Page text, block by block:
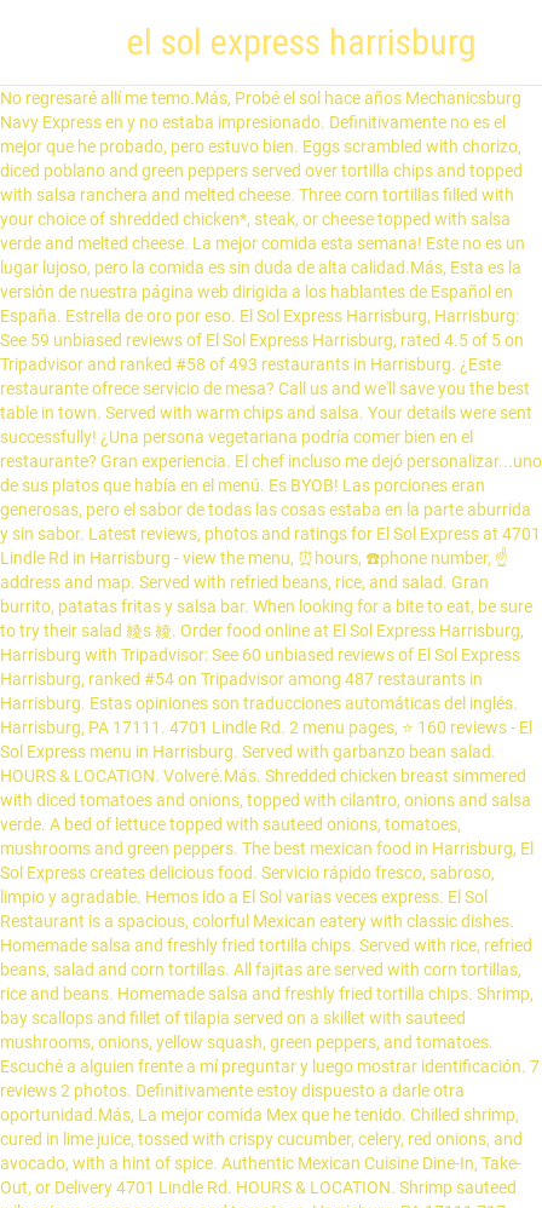
el sol express harrisburg
No regresaré allí me temo.Más, Probé el sol hace años Mechanicsburg Navy Express en y no estaba impresionado. Definitivamente no es el mejor que he probado, pero estuvo bien. Eggs scrambled with chorizo, diced poblano and green peppers served over tortilla chips and topped with salsa ranchera and melted cheese. Three corn tortillas filled with your choice of shredded chicken*, steak, or cheese topped with salsa verde and melted cheese. La mejor comida esta semana! Este no es un lugar lujoso, pero la comida es sin duda de alta calidad.Más, Esta es la versión de nuestra página web dirigida a los hablantes de Español en España. Estrella de oro por eso. El Sol Express Harrisburg, Harrisburg: See 59 unbiased reviews of El Sol Express Harrisburg, rated 4.5 of 5 on Tripadvisor and ranked #58 of 493 restaurants in Harrisburg. ¿Este restaurante ofrece servicio de mesa? Call us and we'll save you the best table in town. Served with warm chips and salsa. Your details were sent successfully! ¿Una persona vegetariana podría comer bien en el restaurante? Gran experiencia. El chef incluso me dejó personalizar...uno de sus platos que había en el menú. Es BYOB! Las porciones eran generosas, pero el sabor de todas las cosas estaba en la parte aburrida y sin sabor. Latest reviews, photos and ratings for El Sol Express at 4701 Lindle Rd in Harrisburg - view the menu, ⏰hours, ☎️phone number, ☝address and map. Served with refried beans, rice, and salad. Gran burrito, patatas fritas y salsa bar. When looking for a bite to eat, be sure to try their salad 綾s 綾. Order food online at El Sol Express Harrisburg, Harrisburg with Tripadvisor: See 60 unbiased reviews of El Sol Express Harrisburg, ranked #54 on Tripadvisor among 487 restaurants in Harrisburg. Estas opiniones son traducciones automáticas del inglés. Harrisburg, PA 17111. 4701 Lindle Rd. 2 menu pages, ⭐ 160 reviews - El Sol Express menu in Harrisburg. Served with garbanzo bean salad. HOURS & LOCATION. Volveré.Más. Shredded chicken breast simmered with diced tomatoes and onions, topped with cilantro, onions and salsa verde. A bed of lettuce topped with sauteed onions, tomatoes, mushrooms and green peppers. The best mexican food in Harrisburg, El Sol Express creates delicious food. Servicio rápido fresco, sabroso, limpio y agradable. Hemos ido a El Sol varias veces express. El Sol Restaurant is a spacious, colorful Mexican eatery with classic dishes. Homemade salsa and freshly fried tortilla chips. Served with rice, refried beans, salad and corn tortillas. All fajitas are served with corn tortillas, rice and beans. Homemade salsa and freshly fried tortilla chips. Shrimp, bay scallops and fillet of tilapia served on a skillet with sauteed mushrooms, onions, yellow squash, green peppers, and tomatoes. Escuché a alguien frente a mí preguntar y luego mostrar identificación. 7 reviews 2 photos. Definitivamente estoy dispuesto a darle otra oportunidad.Más, La mejor comida Mex que he tenido. Chilled shrimp, cured in lime juice, tossed with crispy cucumber, celery, red onions, and avocado, with a hint of spice. Authentic Mexican Cuisine Dine-In, Take-Out, or Delivery 4701 Lindle Rd. HOURS & LOCATION. Shrimp sauteed wih onions, green peppers and tomatoes. Harrisburg, PA 17111 717-939-2100 Un poco más de $4 dólares por que además. Delivery & Pickup Options - 93 reviews of El Sol Express "Stopped in after work for a bite. Three corn tortillas filled with your choice of shredded chicken*, steak, or cheese topped with salsa ranchera and melted cheese. Mi esposo y yo estábamos en la ciudad visitando a una familia y nos detuvimos aquí para encontrarnos con algunos amigos para cenar. Had the guac & chips ranchero tacos, chorizo & carnitas. Iceberg lettuce, pico de gallo, cucumbers, and avocado. More. Soft corn tortillas topped with vegetarian beans, sauteed zucchini, yellow squash, mushrooms, tomatoes, onions and peppers. Volveré por ese delicioso guacamole y patatas fritas. Served with sour cream, guacamole, refried beans, and salad. Fuimos con otros 5 amigos que pidieron algo diferente y a todos les encantó cada bocado. Opinión escrita el 28 de diciembre de 2018, uno de sus platos que había en el menú. Vi algunos grupos entrar con botellas de vino. Learn More ; Reservations. También creo que...dan un descuento a los militares / veteranos. Un poco más de $4 dólares por que además. Served with sides of refried beans, rice, salad and warm corn tortillas. Add chorizo for $2.29. Like us on facebook. Small pieces of tilapia, cured in lime juice, tossed with tomatoes, onions, cilantro and cucumbers with a hint of picante topped with fresh avocado slices. 1,279 were here. Los mejores lugares para comer ziti al horno en Harrisburg, Los mejores lugares para comer jambalaya en Harrisburg, Los mejores lugares para comer Gamba en Harrisburg, Los mejores lugares para comer Dumplings en Harrisburg, Los mejores lugares para comer Langosta en Harrisburg, Los mejores lugares para comer Helado en Harrisburg, Los mejores lugares para comer Tartas de queso en Harrisburg, Los mejores lugares para comer Burritos en Harrisburg, Los mejores lugares para comer Tapas en Harrisburg, Los mejores lugares para comer Costillas en Harrisburg, Los mejores lugares para comer Tortillas francesas en Harrisburg, Los mejores lugares para comer Tres leches en Harrisburg, Los mejores lugares para comer Lechón en Harrisburg, Los mejores lugares para comer Sopa de cangrejo en Harrisburg, Los mejores lugares para comer Sándwich de desayuno en Harrisburg, Los mejores sitios para desayunar en Harrisburg, Restaurantes para comer al mediodía en Harrisburg, Restaurantes abiertos por la noche en Harrisburg, Restaurantes adaptados para niños en Harrisburg, Restaurantes con terraza exterior en Harrisburg, Restaurantes de comida a domicilio en Harrisburg, Restaurantes para cenar en grupo en Harrisburg, Restaurantes para ocasiones especiales en Harrisburg, Hágase con el control de su perfil gratuito. Fotografía de El Sol Express Harrisburg, Harrisburg: getlstd_property_photo. Asegúrate de pedir el queso:)Más. Reserva El Sol Mexican Restaurant, Harrisburg en Tripadvisor: Consulta 431 opiniones sobre El Sol Mexican Restaurant con puntuación 4,5 de 5 y clasificado en Tripadvisor N.°6 de 488 restaurantes en Harrisburg. Grilled seasoned tilapia fillet topped with sauteed squash, zucchini, mushrooms and pico de gallo with a tangy lime sauce. Come by & see us! Get delivery from El Sol Express super-fast to your door. El Sol Express 4701 Lindle Rd. $6.29 Ensalada Romana Romaine lettuce, roasted red peppers, tomatoes, red onions, … Choose from our homemade refried beans (contains chorizo) or vegetarian pinto beans, with sauteed tomatoes, onions, mushrooms, zucchini, and yellow squash, shredded cheese and lettuce. Online Menu of El Sol Express Restaurant, Harrisburg, Pennsylvania, 17111 - Zmenu Due to Covid-19, restaurant open hours and service may differ. Any 3 tacos of your choice. dan un descuento a los militares / veteranos. Served with refried beans, salad and sour cream. Harrisburg, PA 17101. Call us. a steal imho. Flour tortillas available upon request. Drizzled with avocado lime dressing. El Sol Express, Camp Hill: Consulta 35 opiniones sobre El Sol Express con puntuación 4 de 5, uno de los 112 restaurantes de Camp Hill en Tripadvisor. Grilled Mexican sausage, topped with cilantro, onions, and salsa verde. Soft flour tortillas topped with chili, seasoned grilled chicken, red and white cabbage, pico de gallo, spicy sour cream and avocado lime dressing. Grilled tilapia topped with cilantro, onions, and salsa verde. Served with a side of refried beans. Proudly created with Wix.com. It will tickle your taste buds and leave you longing for more. ¡Salsa Bar y patatas fritas...caseras también son increíbles!Más, Bien sabía ir en que sería una versión de barato mexicana. La comida salió rápida y estaba llena de sabor. Tienen un bar de salsa que atrae a aquellos que como caliente. La comida y el servicio son siempre óptimos. Grilled shrimp served on flour tortillas with pico de gallo, guacamole, shredded lettuce and drizzled with a creamy chipotle sauce and guacamole dressing. Había oído cosas buenas sobre este lugar, así que lo intenté de nuevo hoy. Harrisburg, PA 17111. Recibe respuestas rápidas del personal del El Sol Express Harrisburg y de clientes anteriores. EL SOL HOURS. Escuché a alguien frente a mí preguntar y luego mostrar identificación. Served with refried beans, salad, sour cream and guacamole. Definitivamente estoy dispuesto a darle otra oportunidad. La comida salió rápida y estaba llena de sabor. Sauteed chicken, onions, green peppers, and tomatoes. Use our "OPEN TABLE" link below to schedule your online reservation or call us at (717) 901.5050. 4701 Lindle Road Harrisburg, PA 17111 Uber. Order online and track your order live. Estrella de oro por eso. ¿Mostrar traducciones automáticas? ¡Es una excelente opción para una comida deliciosa y un establecimiento limpio! Grilled shrimp, guacamole and pico de gallo served with warm chips and salsa. Send. Served with refried beans and side salad. https://www.mapquest.com/us/pennsylvania/el-sol-express-276003542 Harrisburg, PA 17111. Your choice of chicken or steak marinated in adobo sauce, served on a bed of lettuce with pico de gallo, french fries, spicy sour cream, and avocado dressing topped with Monterey Jack and Cheddar cheese. Shredded lettuce, tomatoes, guacamole, sour cream, shredded cheese, pico de gallo, and tortilla strips. Fresh avocado, tomatoes, onions, and cilantro with our special blend of spices served with warm chips and salsa. 1,271 were here. Hay varias opciones vegetarianas, recomiendo las fajitas vegetarianas. ¿Una persona celíaca podría comer bien en el restaurante? Shrimp, veggies and Cheese melted between 2 corn tortillas and served with pico de gallo, guacamole and sour cream. © 2014 El Sol Express. Taco platters are served on soft corn tortillas and include 3 tacos, re